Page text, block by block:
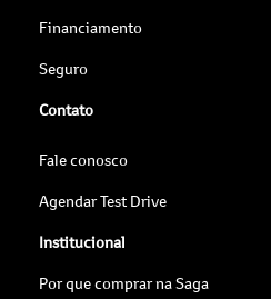
Financiamento
Seguro
Contato
Fale conosco
Agendar Test Drive
Institucional
Por que comprar na Saga